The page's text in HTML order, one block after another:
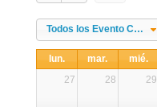
Todos los Evento Categories
lun. mar. mié.
27
28 29